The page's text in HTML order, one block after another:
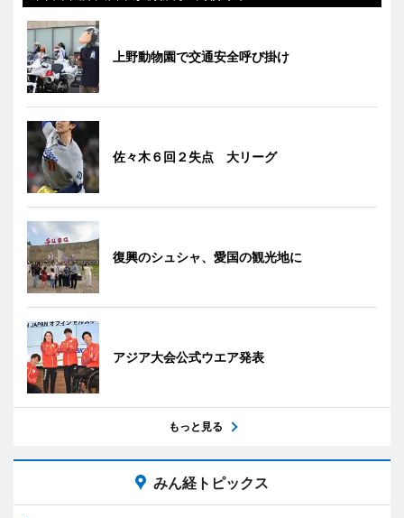
上野動物園で交通安全呼び掛け
佐々木６回２失点 大リーグ
復興のシュシャ、愛国の観光地に
アジア大会公式ウエア発表
もっと見る
みん経トピックス